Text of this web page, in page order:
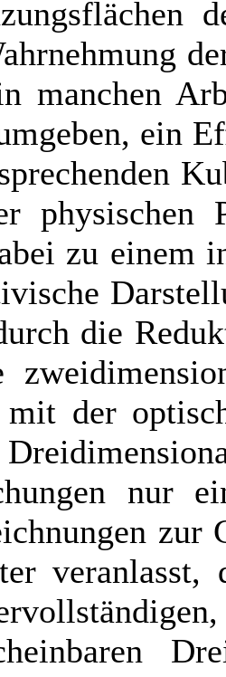
manchen
ein
physischen
zu einem
die
der
nur
zur